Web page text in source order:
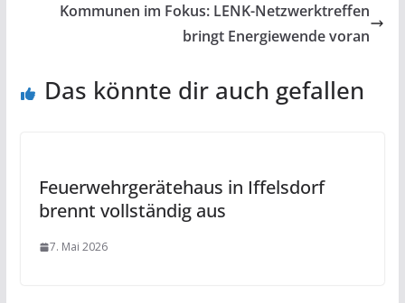
Kommunen im Fokus: LENK-Netzwerktreffen
bringt Energiewende voran
Das könnte dir auch gefallen
Feuerwehrgerätehaus in Iffelsdorf
brennt vollständig aus
7. Mai 2026